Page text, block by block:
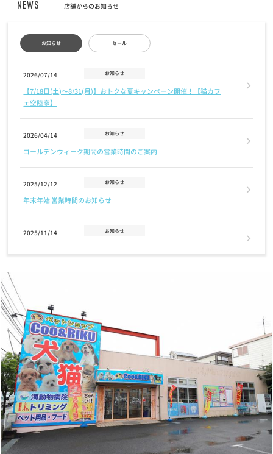
NEWS 店舗からのお知らせ
お知らせ セール
2026/07/14 お知らせ
【7/18日(土)〜8/31(月)】おトクな夏キャンペーン開催！【猫カフ
ェ空陸家】
2026/04/14 お知らせ
ゴールデンウィーク期間の営業時間のご案内
2025/12/12 お知らせ
年末年始 営業時間のお知らせ
2025/11/14 お知らせ
2025/07/17 お知らせ
7/24(木)営業時間変更のお知らせ
2025/07/01 お知らせ
7月1日(火) GRAND OPENING！奈良富雄南店
2024/11/12 お知らせ
【重要なお知らせ】クレジットカード情報最新化の再度のお願い